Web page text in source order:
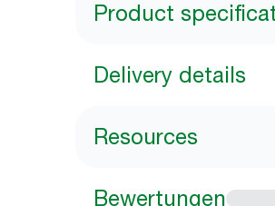
Product
Delivery details
Resources
Bewertungen